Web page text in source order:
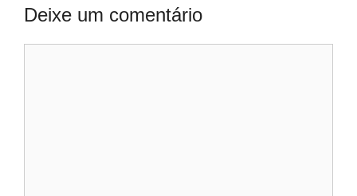
Deixe um comentário